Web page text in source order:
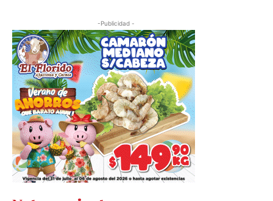
-Publicidad -